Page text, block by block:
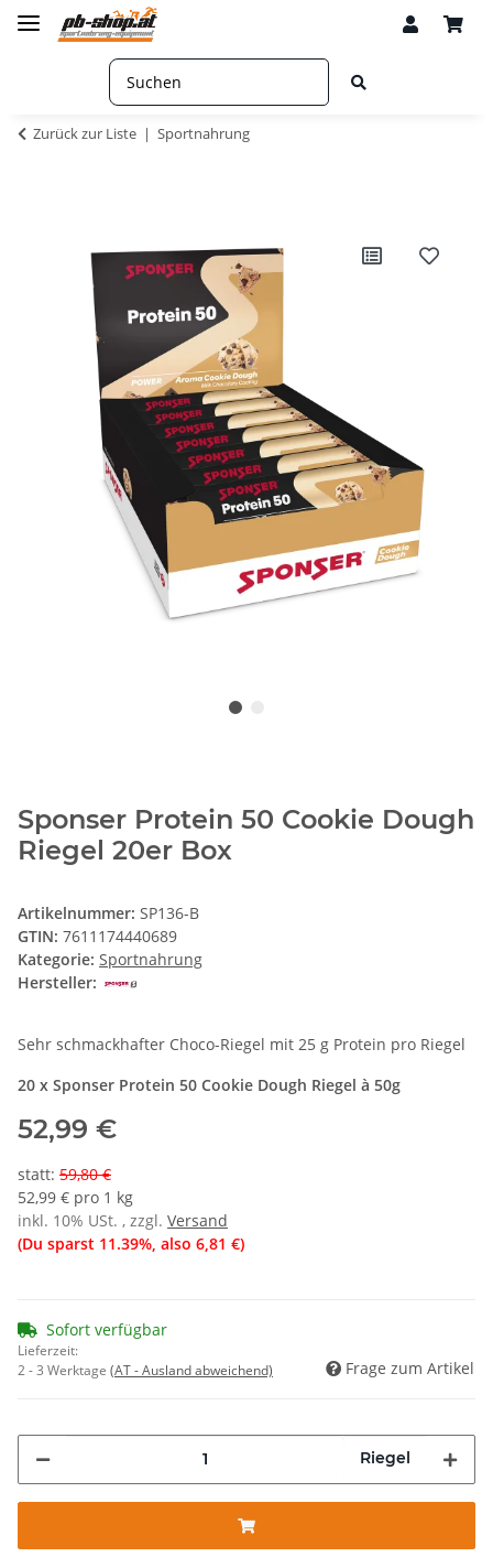
Zurück zur Liste Sportnahrung
Sponser Protein 50 Cookie Dough
Riegel 20er Box
Artikelnummer: SP136-B
GTIN: 7611174440689
Kategorie: Sportnahrung
Hersteller:
Sehr schmackhafter Choco-Riegel mit 25 g Protein pro Riegel
20 x Sponser Protein 50 Cookie Dough Riegel à 50g
52,99 €
statt: 59,80 €
52,99 € pro 1 kg
inkl. 10% USt. , zzgl. Versand
(Du sparst 11.39%, also 6,81 €)
Sofort verfügbar
Lieferzeit:
2 - 3 Werktage (AT - Ausland abweichend) Frage zum Artikel
Riegel